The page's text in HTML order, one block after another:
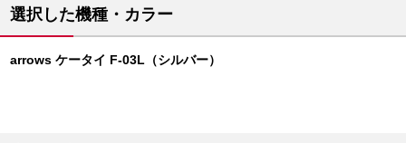
選択した機種・カラー
arrows ケータイ F-03L（シルバー）